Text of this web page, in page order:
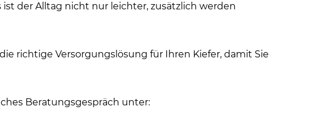
der Alltag nicht nur leichter, zusätzlich werden
richtige Versorgungslösung für Ihren Kiefer, damit Sie
Beratungsgespräch unter: